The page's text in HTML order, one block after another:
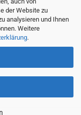
der Website zu
analysieren und Ihnen
Weitere
.